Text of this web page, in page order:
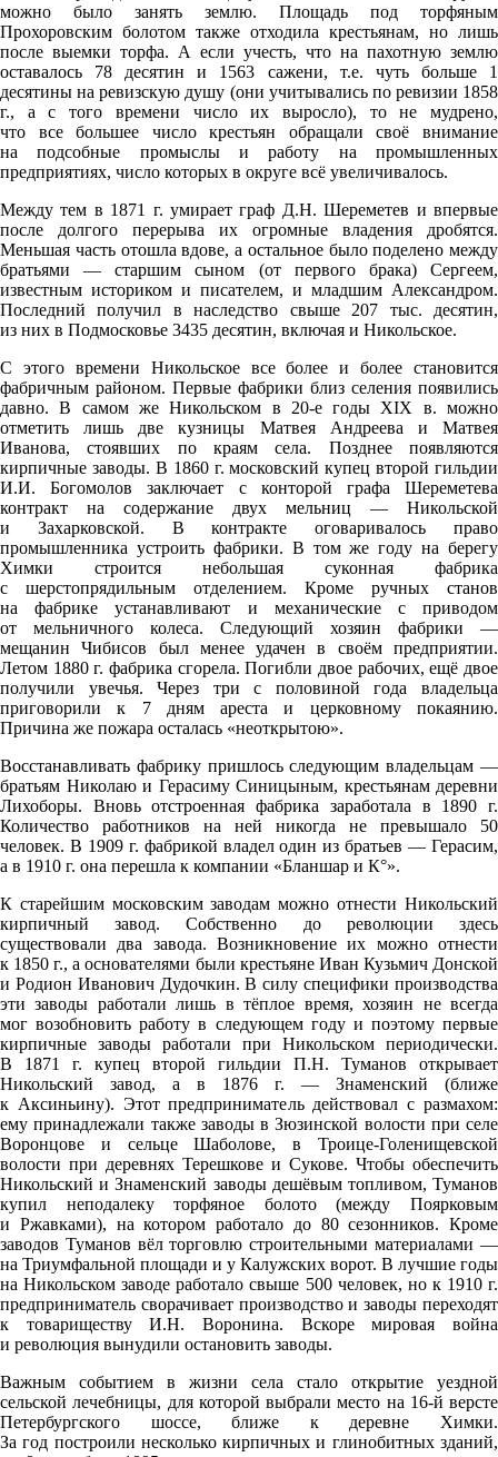
можно было занять землю. Площадь под торфяным
Прохоровским болотом также отходила крестьянам, но лишь
после выемки торфа. А если учесть, что на пахотную землю
оставалось 78 десятин и 1563 сажени, т.е. чуть больше 1
десятины на ревизскую душу (они учитывались по ревизии 1858
г., а с того времени число их выросло), то не мудрено,
что все большее число крестьян обращали своё внимание
на подсобные промыслы и работу на промышленных
предприятиях, число которых в округе всё увеличивалось.
Между тем в 1871 г. умирает граф Д.Н. Шереметев и впервые
после долгого перерыва их огромные владения дробятся.
Меньшая часть отошла вдове, а остальное было поделено между
братьями — старшим сыном (от первого брака) Сергеем,
известным историком и писателем, и младшим Александром.
Последний получил в наследство свыше 207 тыс. десятин,
из них в Подмосковье 3435 десятин, включая и Никольское.
С этого времени Никольское все более и более становится
фабричным районом. Первые фабрики близ селения появились
давно. В самом же Никольском в 20-е годы XIX в. можно
отметить лишь две кузницы Матвея Андреева и Матвея
Иванова, стоявших по краям села. Позднее появляются
кирпичные заводы. В 1860 г. московский купец второй гильдии
И.И. Богомолов заключает с конторой графа Шереметева
контракт на содержание двух мельниц — Никольской
и Захарковской. В контракте оговаривалось право
промышленника устроить фабрики. В том же году на берегу
Химки строится небольшая суконная фабрика
с шерстопрядильным отделением. Кроме ручных станов
на фабрике устанавливают и механические с приводом
от мельничного колеса. Следующий хозяин фабрики —
мещанин Чибисов был менее удачен в своём предприятии.
Летом 1880 г. фабрика сгорела. Погибли двое рабочих, ещё двое
получили увечья. Через три с половиной года владельца
приговорили к 7 дням ареста и церковному покаянию.
Причина же пожара осталась «неоткрытою».
Восстанавливать фабрику пришлось следующим владельцам —
братьям Николаю и Герасиму Синицыным, крестьянам деревни
Лихоборы. Вновь отстроенная фабрика заработала в 1890 г.
Количество работников на ней никогда не превышало 50
человек. В 1909 г. фабрикой владел один из братьев — Герасим,
а в 1910 г. она перешла к компании «Бланшар и К°».
К старейшим московским заводам можно отнести Никольский
кирпичный завод. Собственно до революции здесь
существовали два завода. Возникновение их можно отнести
к 1850 г., а основателями были крестьяне Иван Кузьмич Донской
и Родион Иванович Дудочкин. В силу специфики производства
эти заводы работали лишь в тёплое время, хозяин не всегда
мог возобновить работу в следующем году и поэтому первые
кирпичные заводы работали при Никольском периодически.
В 1871 г. купец второй гильдии П.Н. Туманов открывает
Никольский завод, а в 1876 г. — Знаменский (ближе
к Аксиньину). Этот предприниматель действовал с размахом:
ему принадлежали также заводы в Зюзинской волости при селе
Воронцове и сельце Шаболове, в Троице-Голенищевской
волости при деревнях Терешкове и Сукове. Чтобы обеспечить
Никольский и Знаменский заводы дешёвым топливом, Туманов
купил неподалеку торфяное болото (между Поярковым
и Ржавками), на котором работало до 80 сезонников. Кроме
заводов Туманов вёл торговлю строительными материалами —
на Триумфальной площади и у Калужских ворот. В лучшие годы
на Никольском заводе работало свыше 500 человек, но к 1910 г.
предприниматель сворачивает производство и заводы переходят
к товариществу И.Н. Воронина. Вскоре мировая война
и революция вынудили остановить заводы.
Важным событием в жизни села стало открытие уездной
сельской лечебницы, для которой выбрали место на 16-й версте
Петербургского шоссе, ближе к деревне Химки.
За год построили несколько кирпичных и глинобитных зданий,